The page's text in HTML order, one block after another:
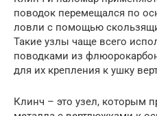
поводок перемещался по
ловли с помощью
Такие узлы чаще всего
поводками из
для их крепления к ушку
Клинч – это узел, которым